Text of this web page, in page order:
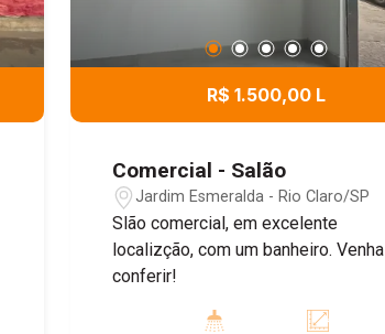
R$ 1.500,00 L
Comercial - Salão
Jardim Esmeralda - Rio Claro/SP
Slão comercial, em excelente
localizção, com um banheiro. Venha
conferir!